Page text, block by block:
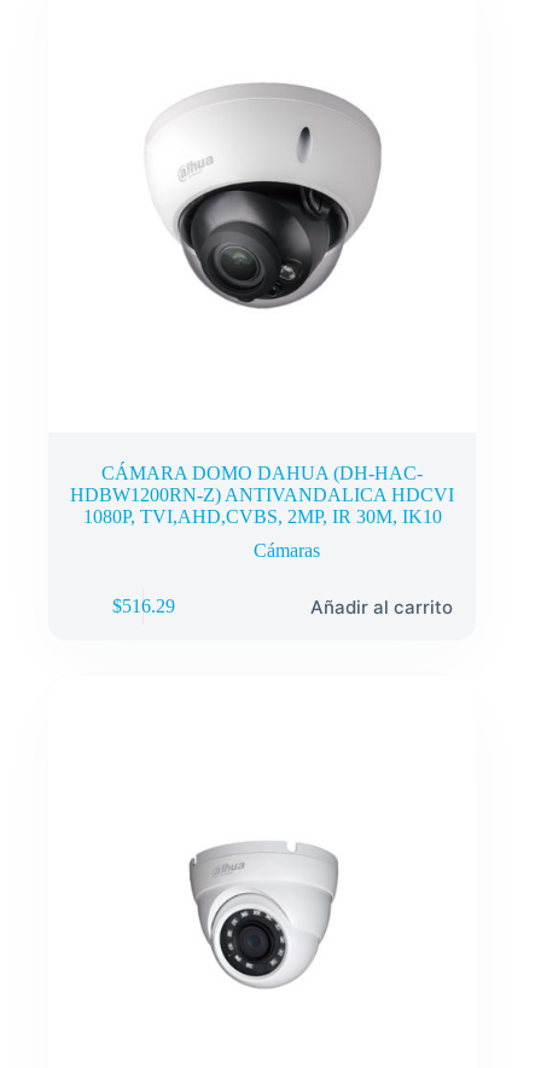
CÁMARA DOMO DAHUA (DH-HAC-
HDBW1200RN-Z) ANTIVANDALICA HDCVI
1080P, TVI,AHD,CVBS, 2MP, IR 30M, IK10
Cámaras
$516.29 Añadir al carrito